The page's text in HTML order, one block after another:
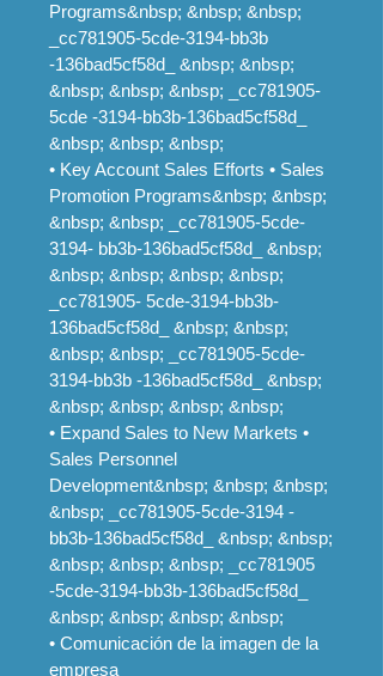
Programs&nbsp; &nbsp; &nbsp;
_cc781905-5cde-3194-bb3b
-136bad5cf58d_ &nbsp; &nbsp;
&nbsp; &nbsp; &nbsp; _cc781905-
5cde -3194-bb3b-136bad5cf58d_
&nbsp; &nbsp; &nbsp;
• Key Account Sales Efforts • Sales
Promotion Programs&nbsp; &nbsp;
&nbsp; &nbsp; _cc781905-5cde-
3194- bb3b-136bad5cf58d_ &nbsp;
&nbsp; &nbsp; &nbsp; &nbsp;
_cc781905- 5cde-3194-bb3b-
136bad5cf58d_ &nbsp; &nbsp;
&nbsp; &nbsp; _cc781905-5cde-
3194-bb3b -136bad5cf58d_ &nbsp;
&nbsp; &nbsp; &nbsp; &nbsp;
• Expand Sales to New Markets •
Sales Personnel
Development&nbsp; &nbsp; &nbsp;
&nbsp; _cc781905-5cde-3194 -
bb3b-136bad5cf58d_ &nbsp; &nbsp;
&nbsp; &nbsp; &nbsp; _cc781905
-5cde-3194-bb3b-136bad5cf58d_
&nbsp; &nbsp; &nbsp; &nbsp;
• Comunicación de la imagen de la
empresa​